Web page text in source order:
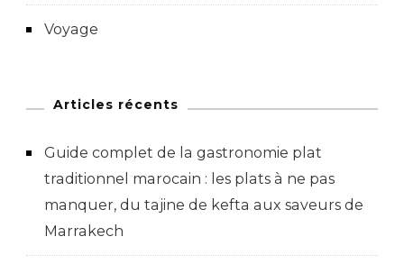
Voyage
Articles récents
Guide complet de la gastronomie plat
traditionnel marocain : les plats à ne pas
manquer, du tajine de kefta aux saveurs de
Marrakech